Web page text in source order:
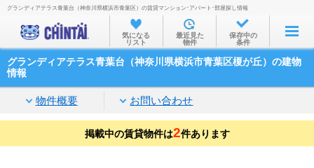
お部屋を探す
沿線・駅から
家賃相場から
通勤通学時間から
物件特集から
グランディアテラス青葉台（神奈川県横浜市青葉区）の賃貸マンション･アパート･部屋探し情報
気になる
リスト
最近見た
物件
保存中の
条件
グランディアテラス青葉台（神奈川県横浜市青葉区榎が丘）の建物
情報
物件概要 お問い合わせ
掲載中の賃貸物件は2件あります